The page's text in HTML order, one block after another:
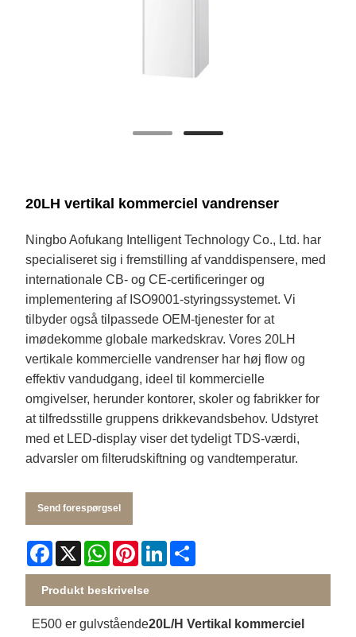
20LH vertikal kommerciel vandrenser
Ningbo Aofukang Intelligent Technology Co., Ltd. har
specialiseret sig i fremstilling af vanddispensere, med
internationale CB- og CE-certificeringer og
implementering af ISO9001-styringssystemet. Vi
tilbyder også tilpassede OEM-tjenester for at
imødekomme globale markedskrav. Vores 20LH
vertikale kommercielle vandrenser har høj flow og
effektiv vandudgang, ideel til kommercielle
omgivelser, herunder kontorer, skoler og fabrikker for
at tilfredsstille gruppens drikkevandsbehov. Udstyret
med et LED-display viser det tydeligt TDS-værdi,
advarsler om filterudskiftning og vandtemperatur.
Send forespørgsel
Facebook
X WhatsApp
PinterestLinkedIn
Produkt beskrivelse
E500 er gulvstående20L/H Vertikal kommerciel